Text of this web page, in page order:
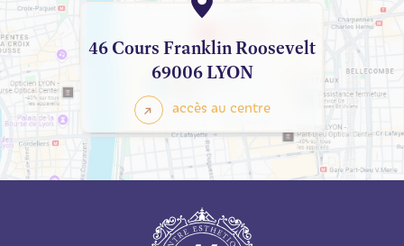
46 Cours Franklin Roosevelt
69006 LYON
accès au centre